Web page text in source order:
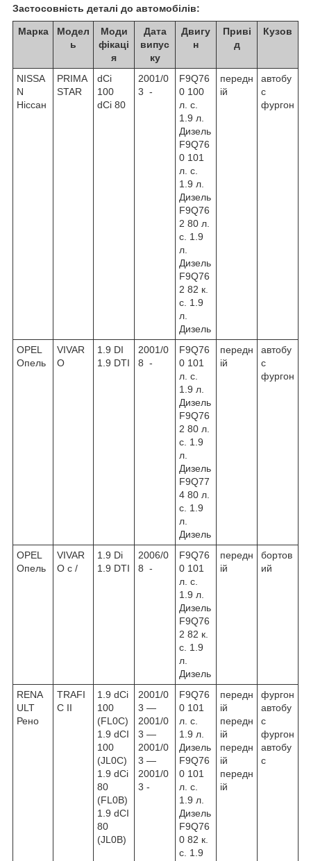
Застосовність деталі до автомобілів:
Марка
Модел
ь
Моди
фікаці
я
Дата
випус
ку
Двигу
н
Приві
д
Кузов
NISSA
N
Ніссан
PRIMA
STAR
dCi
100
dCi 80
2001/0
3 -
F9Q76
0 100
л. с.
1.9 л.
Дизель
F9Q76
0 101
л. с.
1.9 л.
Дизель
F9Q76
2 80 л.
с. 1.9
л.
Дизель
F9Q76
2 82 к.
с. 1.9
л.
Дизель
передн
ій
автобу
с
фургон
OPEL
Опель
VIVAR
O
1.9 DI
1.9 DTI
2001/0
8 -
F9Q76
0 101
л. с.
1.9 л.
Дизель
F9Q76
2 80 л.
с. 1.9
л.
Дизель
F9Q77
4 80 л.
с. 1.9
л.
Дизель
передн
ій
автобу
с
фургон
OPEL
Опель
VIVAR
O c /
1.9 Di
1.9 DTI
2006/0
8 -
F9Q76
0 101
л. с.
1.9 л.
Дизель
F9Q76
2 82 к.
с. 1.9
л.
Дизель
передн
ій
бортов
ий
RENA
ULT
Рено
TRAFI
C II
1.9 dCi
100
(FL0C)
1.9 dCI
100
(JL0C)
1.9 dCi
80
(FL0B)
1.9 dCI
80
(JL0B)
2001/0
3 ―
2001/0
3 ―
2001/0
3 ―
2001/0
3 -
F9Q76
0 101
л. с.
1.9 л.
Дизель
F9Q76
0 101
л. с.
1.9 л.
Дизель
F9Q76
0 82 к.
с. 1.9
передн
ій
передн
ій
передн
ій
передн
ій
фургон
автобу
с
фургон
автобу
с